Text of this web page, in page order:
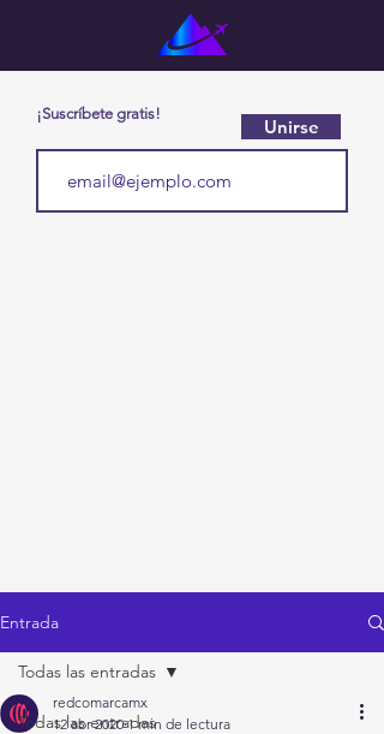
¡Suscríbete gratis!
Unirse
Entrada
Todas las entradas
Todas las entradas
redcomarcamx
12 abr 2020 1 min de lectura